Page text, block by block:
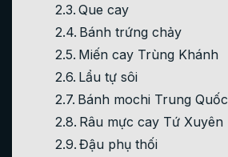
Que cay
Bánh trứng chảy
Miến cay Trùng Khánh
Lẩu tự sôi
Bánh mochi Trung Quốc
Râu mực cay Tứ Xuyên
Đậu phụ thối